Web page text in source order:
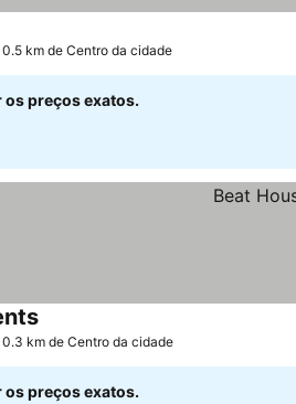
0.5 km de Centro da cidade
os preços exatos.
Ver preços
0.3 km de Centro da cidade
os preços exatos.